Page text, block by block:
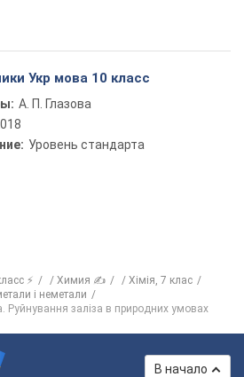
Укр мова 10 класс
А. П. Глазова
Уровень стандарта
⚡ Химия ✍
Хiмiя, 7 клас
і неметали
Руйнування заліза в природних умовах
В начало